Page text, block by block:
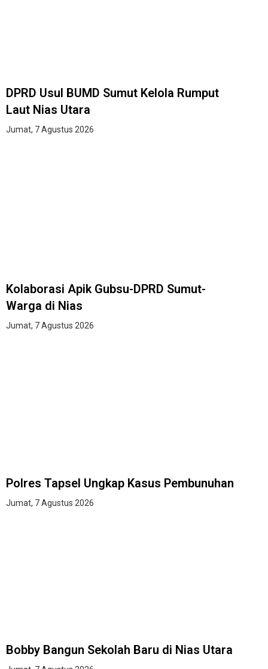
DPRD Usul BUMD Sumut Kelola Rumput
Laut Nias Utara
Jumat, 7 Agustus 2026
Kolaborasi Apik Gubsu-DPRD Sumut-
Warga di Nias
Jumat, 7 Agustus 2026
Polres Tapsel Ungkap Kasus Pembunuhan
Jumat, 7 Agustus 2026
Bobby Bangun Sekolah Baru di Nias Utara